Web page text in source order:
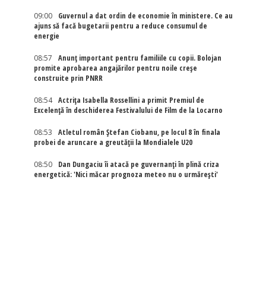
09:00
Guvernul a dat ordin de economie în ministere. Ce au
ajuns să facă bugetarii pentru a reduce consumul de
energie
08:57
Anunț important pentru familiile cu copii. Bolojan
promite aprobarea angajărilor pentru noile creșe
construite prin PNRR
08:54
Actriţa Isabella Rossellini a primit Premiul de
Excelenţă în deschiderea Festivalului de Film de la Locarno
08:53
Atletul român Ștefan Ciobanu, pe locul 8 în finala
probei de aruncare a greutății la Mondialele U20
08:50
Dan Dungaciu îi atacă pe guvernanți în plină criza
energetică: 'Nici măcar prognoza meteo nu o urmărești'